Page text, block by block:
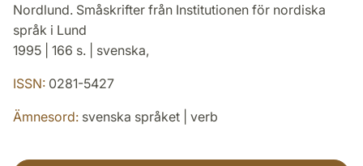
Nordlund. Småskrifter från Institutionen för nordiska
språk i Lund
1995 | 166 s. | svenska,
ISSN: 0281-5427
Ämnesord: svenska språket | verb